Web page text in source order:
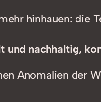
hinhauen: die
nachhaltig,
Anomalien der